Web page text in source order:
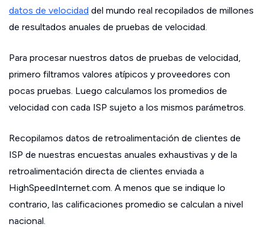
datos de velocidad del mundo real recopilados de millones
de resultados anuales de pruebas de velocidad.
Para procesar nuestros datos de pruebas de velocidad,
primero filtramos valores atípicos y proveedores con
pocas pruebas. Luego calculamos los promedios de
velocidad con cada ISP sujeto a los mismos parámetros.
Recopilamos datos de retroalimentación de clientes de
ISP de nuestras encuestas anuales exhaustivas y de la
retroalimentación directa de clientes enviada a
HighSpeedInternet.com. A menos que se indique lo
contrario, las calificaciones promedio se calculan a nivel
nacional.